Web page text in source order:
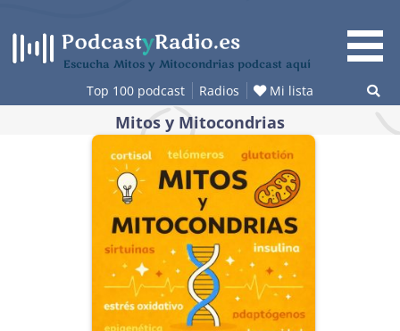
contenido
Escucha Mitos y Mitocondrias podcast aquí
Top 100 podcast Radios Mi lista
Mitos y Mitocondrias